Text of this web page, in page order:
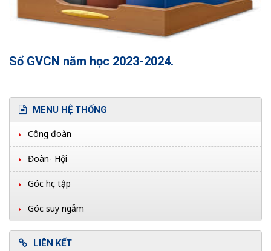
Sổ GVCN năm học 2023-2024.
MENU HỆ THỐNG
Công đoàn
Đoàn- Hội
Góc học tập
Góc suy ngẫm
LIÊN KẾT